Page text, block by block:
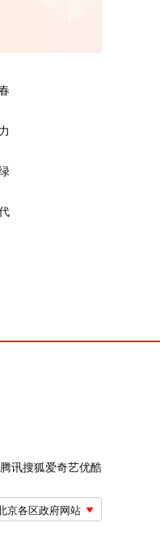
腾讯搜狐爱奇艺优酷
京各区政府网站